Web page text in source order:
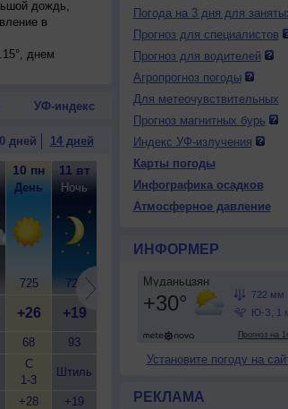
дождь,
в
днем
УФ-индекс
дней 14 дней
10 пн
День
725
+26
68
С
1-3
+28
11 вт
Ночь
726
+19
93
Штиль
+19
11 вт
День
12 ср
Ночь
726
+16
69
В
+16
12 ср
День
723
С-В
+27
Ночь
+15
89
С
Погода на 3 дня для
Прогноз для специалистов
Прогноз для водителей
Агропрогноз погоды
Для метеочувствительных
Прогноз магнитных бурь
Индекс УФ-излучения
Карты погоды
Инфографика осадков
Атмосферное давление
ИНФОРМЕР
Установите погоду на
РЕКЛАМА